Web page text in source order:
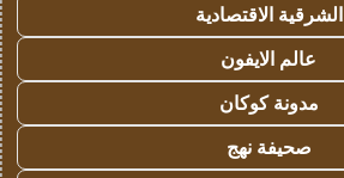
الشرقية الاقتصادية
عالم الايفون
مدونة كوكان
صحيفة نهج